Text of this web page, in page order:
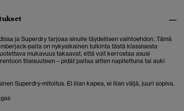
ja Superdry tarjoaa sinulle täydellisen vaihtoehdon. Tämä
paita on nykyaikainen tulkinta tästä klassisesta
mukavuus takaavat, että voit kerrostaa asusi
tilaisuuteen – pidät paitaa sitten napitettuna tai auki
Superdry-mitoitus. Ei liian kapea, ei liian väljä, juuri sopiva.